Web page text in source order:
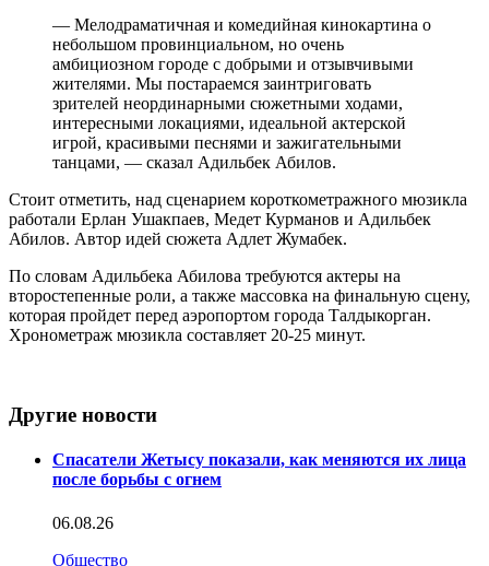
— Мелодраматичная и комедийная кинокартина о
небольшом провинциальном, но очень
амбициозном городе с добрыми и отзывчивыми
жителями. Мы постараемся заинтриговать
зрителей неординарными сюжетными ходами,
интересными локациями, идеальной актерской
игрой, красивыми песнями и зажигательными
танцами, — сказал Адильбек Абилов.
Стоит отметить, над сценарием короткометражного мюзикла
работали Ерлан Ушакпаев, Медет Курманов и Адильбек
Абилов. Автор идей сюжета Адлет Жумабек.
По словам Адильбека Абилова требуются актеры на
второстепенные роли, а также массовка на финальную сцену,
которая пройдет перед аэропортом города Талдыкорган.
Хронометраж мюзикла составляет 20-25 минут.
Другие новости
Спасатели Жетысу показали, как меняются их лица
после борьбы с огнем
06.08.26
Общество